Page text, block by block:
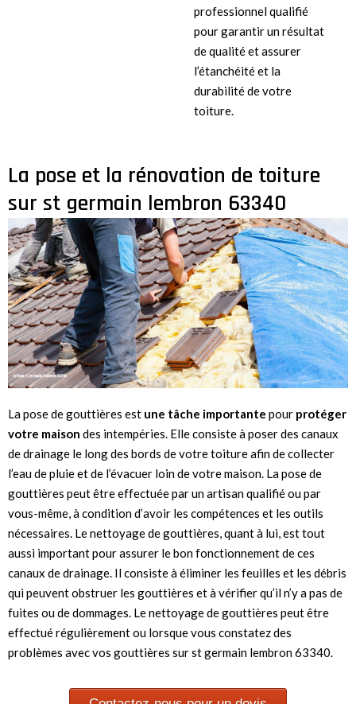
professionnel qualifié
pour garantir un résultat
de qualité et assurer
l’étanchéité et la
durabilité de votre
toiture.
La pose et la rénovation de toiture
sur st germain lembron 63340
La pose de gouttières est une tâche importante pour protéger
votre maison des intempéries. Elle consiste à poser des canaux
de drainage le long des bords de votre toiture afin de collecter
l’eau de pluie et de l’évacuer loin de votre maison. La pose de
gouttières peut être effectuée par un artisan qualifié ou par
vous-même, à condition d’avoir les compétences et les outils
nécessaires. Le nettoyage de gouttières, quant à lui, est tout
aussi important pour assurer le bon fonctionnement de ces
canaux de drainage. Il consiste à éliminer les feuilles et les débris
qui peuvent obstruer les gouttières et à vérifier qu’il n’y a pas de
fuites ou de dommages. Le nettoyage de gouttières peut être
effectué régulièrement ou lorsque vous constatez des
problèmes avec vos gouttières sur st germain lembron 63340.